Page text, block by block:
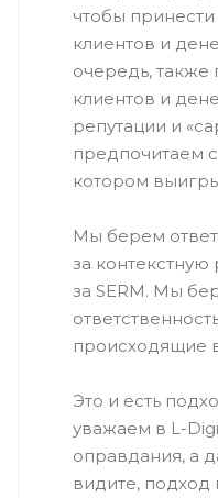
чтобы
клиентов и
очередь, также
клиентов и
репутации и
предпочитаем
котором
Мы берем
за контекстную
за SERM. Мы
происходящие
Это и есть
уважаем в L-
оправдания, а
видите,